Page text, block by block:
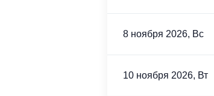
8 ноября 2026, Вс
10 ноября 2026, Вт